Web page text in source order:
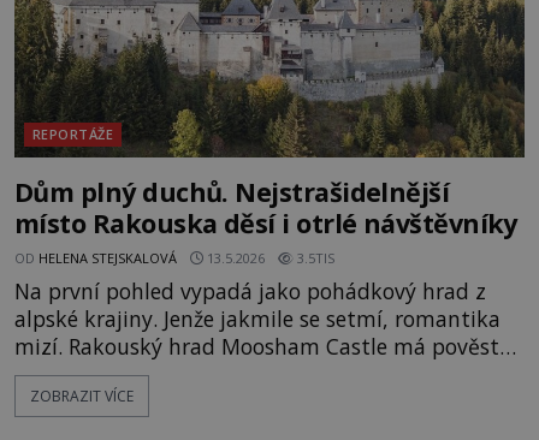
REPORTÁŽE
Dům plný duchů. Nejstrašidelnější
místo Rakouska děsí i otrlé návštěvníky
OD HELENA STEJSKALOVÁ 13.5.2026 3.5TIS
Na první pohled vypadá jako pohádkový hrad z
alpské krajiny. Jenže jakmile se setmí, romantika
mizí. Rakouský hrad Moosham Castle má pověst
nejděsivějšího domu v celé zemi. Lidé tu údajně
slyší kroky v prázdných chodbách, šeptání ze zdí i
ZOBRAZIT VÍCE